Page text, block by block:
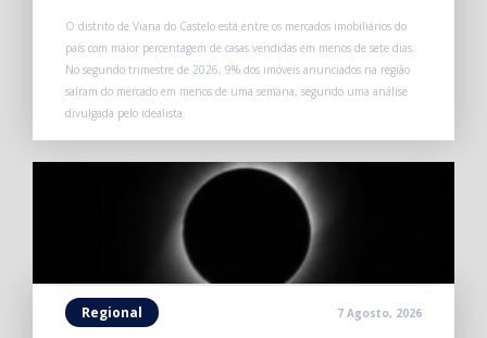
O distrito de Viana do Castelo está entre os mercados imobiliários do
país com maior percentagem de casas vendidas em menos de sete dias.
No segundo trimestre de 2026, 9% dos imóveis anunciados na região
saíram do mercado em menos de uma semana, segundo uma análise
divulgada pelo idealista.
Regional 7 Agosto, 2026